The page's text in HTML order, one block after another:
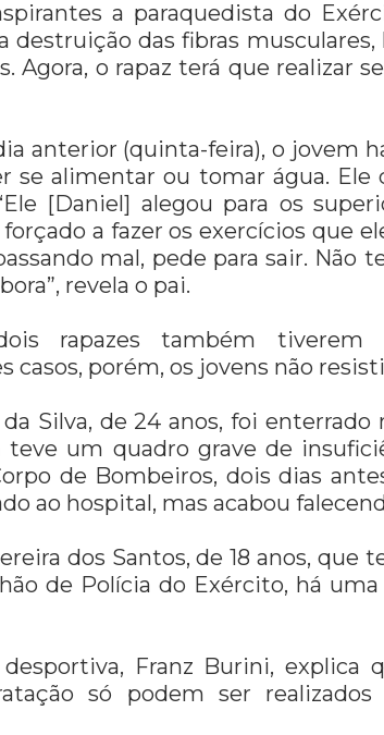
a paraquedista do
destruição das fibras
Agora, o rapaz terá que realizar
anterior (quinta-feira), o jovem
se alimentar ou tomar água.
[Daniel] alegou para os
a fazer os exercícios que
mal, pede para sair. Não
revela o pai.
rapazes também tiverem
porém, os jovens não
Silva, de 24 anos, foi enterrado
um quadro grave de
de Bombeiros, dois dias
ao hospital, mas acabou
dos Santos, de 18 anos, que
de Polícia do Exército, há uma
Franz Burini, explica
só podem ser